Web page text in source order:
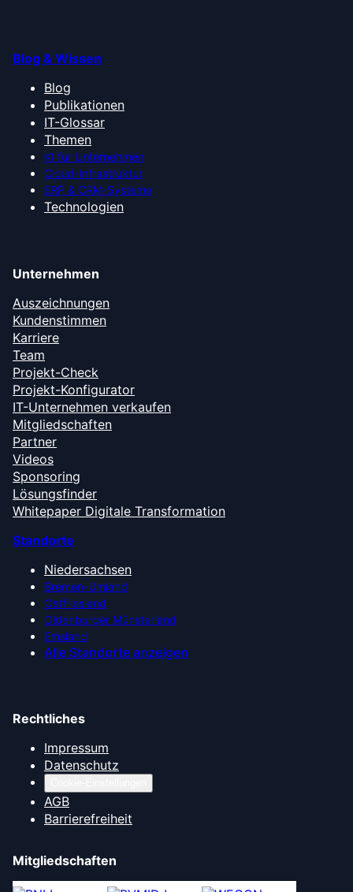
Blog & Wissen
Blog
Publikationen
IT-Glossar
Themen
KI für Unternehmen
Cloud-Infrastruktur
ERP & CRM-Systeme
Technologien
Unternehmen
Auszeichnungen
Kundenstimmen
Karriere
Team
Projekt-Check
Projekt-Konfigurator
IT-Unternehmen verkaufen
Mitgliedschaften
Partner
Videos
Sponsoring
Lösungsfinder
Whitepaper Digitale Transformation
Standorte
Niedersachsen
Bremen-Umland
Ostfriesland
Oldenburger Münsterland
Emsland
Alle Standorte anzeigen
Rechtliches
Impressum
Datenschutz
AGB
Barrierefreiheit
Mitgliedschaften